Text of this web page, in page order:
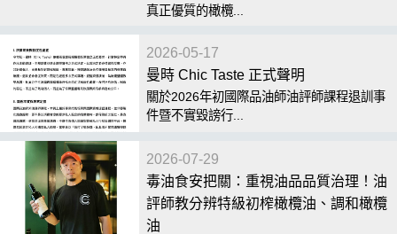
真正優質的橄欖...
2026-05-17
曼時 Chic Taste 正式聲明
關於2026年初國際品油師油評師課程退訓事
件暨不實毀謗行...
2026-07-29
毒油食安把關：重視油品品質治理！油
評師教分辨特級初榨橄欖油、調和橄欖
油